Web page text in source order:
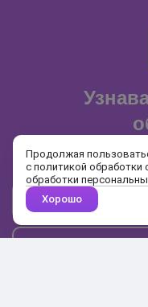
и
Почта
Продолжая
с политикой
обработки
Хорошо